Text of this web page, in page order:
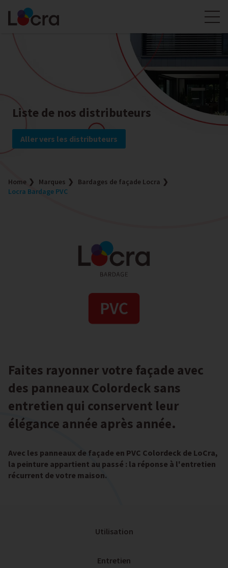
Liste de nos distributeurs
Aller vers les distributeurs
Home Marques
Bardages de façade Locra
Locra Bardage PVC
Faites rayonner votre façade avec
des panneaux Colordeck sans
entretien qui conservent leur
élégance année après année.
Avec les panneaux de façade en PVC Colordeck de LoCra,
la peinture appartient au passé : la réponse à l'entretien
récurrent de votre maison.
Utilisation
Entretien